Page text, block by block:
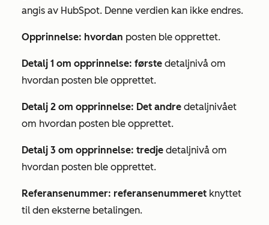
angis av HubSpot. Denne verdien kan ikke endres.
Opprinnelse: hvordan posten ble opprettet.
Detalj 1 om opprinnelse: første detaljnivå om
hvordan posten ble opprettet.
Detalj 2 om opprinnelse: Det andre detaljnivået
om hvordan posten ble opprettet.
Detalj 3 om opprinnelse: tredje detaljnivå om
hvordan posten ble opprettet.
Referansenummer: referansenummeret knyttet
til den eksterne betalingen.